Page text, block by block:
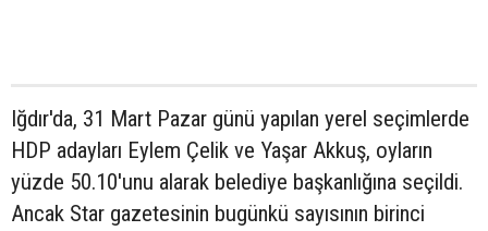
Iğdır'da, 31 Mart Pazar günü yapılan yerel seçimlerde
HDP adayları Eylem Çelik ve Yaşar Akkuş, oyların
yüzde 50.10'unu alarak belediye başkanlığına seçildi.
Ancak Star gazetesinin bugünkü sayısının birinci